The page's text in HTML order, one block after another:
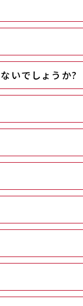
いでしょうか?